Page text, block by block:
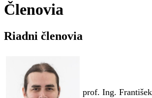
Členovia
Riadni členovia
prof. Ing.